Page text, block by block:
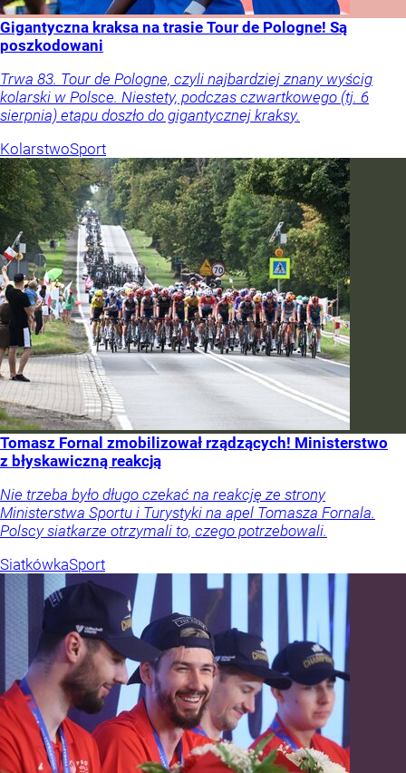
Gigantyczna kraksa na trasie Tour de Pologne! Są
poszkodowani
Trwa 83. Tour de Pologne, czyli najbardziej znany wyścig
kolarski w Polsce. Niestety, podczas czwartkowego (tj. 6
sierpnia) etapu doszło do gigantycznej kraksy.
KolarstwoSport
Tomasz Fornal zmobilizował rządzących! Ministerstwo
z błyskawiczną reakcją
Nie trzeba było długo czekać na reakcję ze strony
Ministerstwa Sportu i Turystyki na apel Tomasza Fornala.
Polscy siatkarze otrzymali to, czego potrzebowali.
SiatkówkaSport